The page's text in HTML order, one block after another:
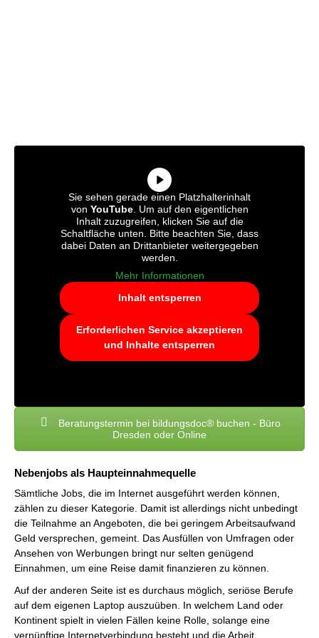
Sie sehen gerade einen Platzhalterinhalt
von YouTube. Um auf den eigentlichen
Inhalt zuzugreifen, klicken Sie auf die
Schaltfläche unten. Bitte beachten Sie, dass
dabei Daten an Drittanbieter weitergegeben
werden.
Mehr Informationen
Inhalt entsperren
Erforderlichen Service akzeptieren
und Inhalte entsperren
Beratungstermin bei bildungsdoc® buchen - Büro
Dresden oder Online
Nebenjobs als Haupteinnahmequelle
Sämtliche Jobs, die im Internet ausgeführt werden können,
zählen zu dieser Kategorie. Damit ist allerdings nicht unbedingt
die Teilnahme an Angeboten, die bei geringem Arbeitsaufwand
Geld versprechen, gemeint. Das Ausfüllen von Umfragen oder
Ansehen von Werbungen bringt nur selten genügend
Einnahmen, um eine Reise damit finanzieren zu können.
Auf der anderen Seite ist es durchaus möglich, seriöse Berufe
auf dem eigenen Laptop auszuüben. In welchem Land oder
Kontinent spielt in vielen Fällen keine Rolle, solange eine
vernünftige Internetverbindung besteht und die Arbeit